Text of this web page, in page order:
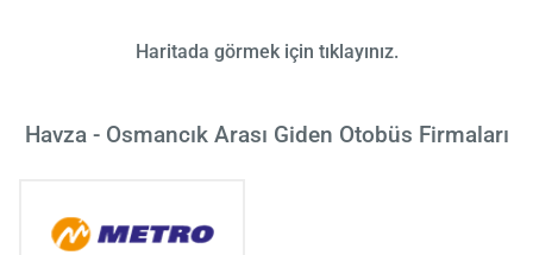
Haritada görmek için tıklayınız.
Havza - Osmancık Arası Giden Otobüs Firmaları